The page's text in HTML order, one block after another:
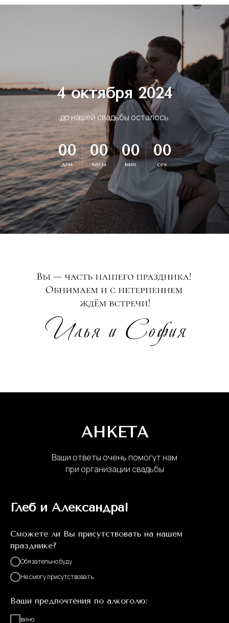
4 октября 2024
до нашей свадьбы осталось
00
дни
00
часы
00
мин
00
сек
АНКЕТА
Ваши ответы очень помогут нам
при организации свадьбы
Глеб и Александра!
Сможете ли Вы присутствовать на нашем
празднике?
Обязательно буду
Не смогу присутствовать
Ваши предпочтения по алкоголю:
вино